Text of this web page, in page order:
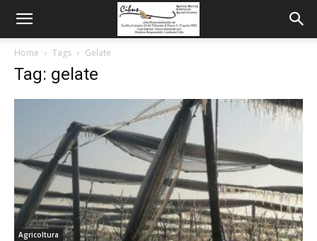
Home Tags Gelate
Tag: gelate
Agricoltura